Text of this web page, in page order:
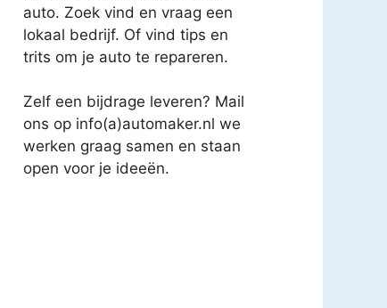
auto. Zoek vind en vraag een
lokaal bedrijf. Of vind tips en
trits om je auto te repareren.
Zelf een bijdrage leveren? Mail
ons op info(a)automaker.nl we
werken graag samen en staan
open voor je ideeën.